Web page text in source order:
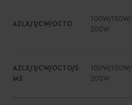
AZLX/1/CW/OCTO
100W/150W/
200W
AZLX/1/CW/OCTO/S
M3
100W/150W/
200W